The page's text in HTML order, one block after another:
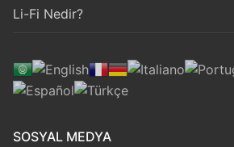
Li-Fi Nedir?
SOSYAL MEDYA